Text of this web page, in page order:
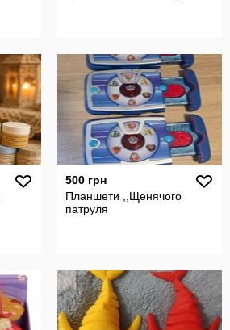
500 грн
Планшети ,,Щенячого
патруля